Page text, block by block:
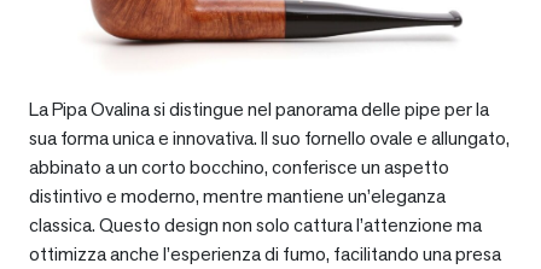
La Pipa Ovalina si distingue nel panorama delle pipe per la
sua forma unica e innovativa. Il suo fornello ovale e allungato,
abbinato a un corto bocchino, conferisce un aspetto
distintivo e moderno, mentre mantiene un’eleganza
classica. Questo design non solo cattura l’attenzione ma
ottimizza anche l’esperienza di fumo, facilitando una presa